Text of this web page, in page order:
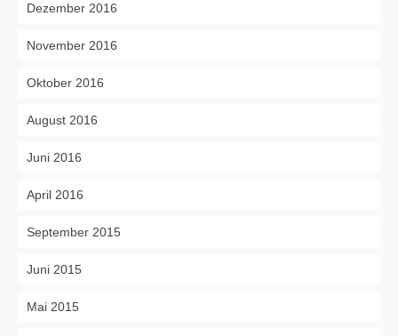
Dezember 2016
November 2016
Oktober 2016
August 2016
Juni 2016
April 2016
September 2015
Juni 2015
Mai 2015